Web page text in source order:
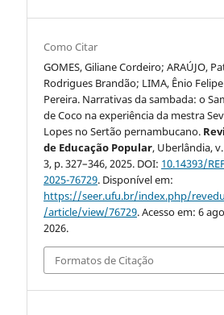
Como Citar
GOMES, Giliane Cordeiro; ARAÚJO,
Rodrigues Brandão; LIMA, Ênio Felipe
Pereira. Narrativas da sambada: o
de Coco na experiência da mestra
Lopes no Sertão pernambucano.
de Educação Popular, Uberlândia,
3, p. 327–346, 2025. DOI: 10.14393/
2025-76729. Disponível em:
https://seer.ufu.br/index.php/
/article/view/76729. Acesso em: 6
2026.
Formatos de Citação